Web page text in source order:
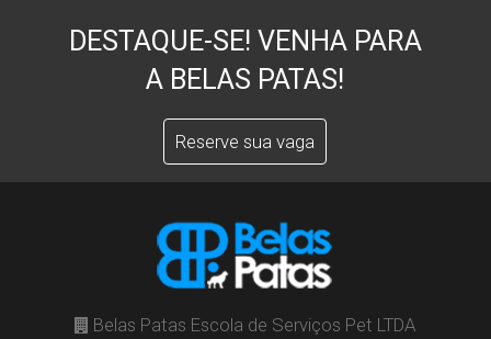
DESTAQUE-SE! VENHA PARA
A BELAS PATAS!
Reserve sua vaga
Belas Patas Escola de Serviços Pet LTDA